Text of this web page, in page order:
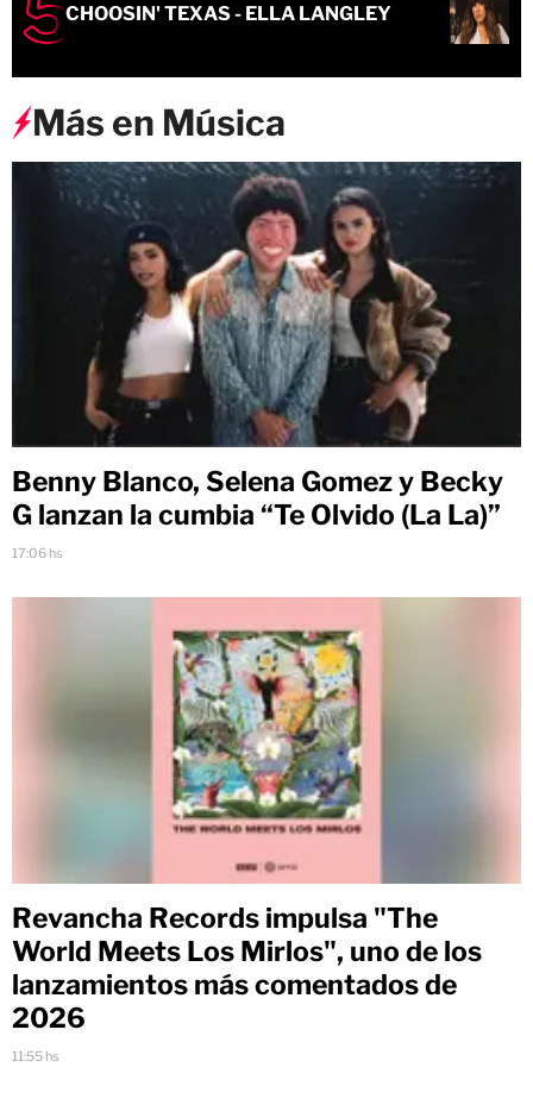
CHOOSIN' TEXAS - ELLA LANGLEY
Más en Música
Benny Blanco, Selena Gomez y Becky
G lanzan la cumbia “Te Olvido (La La)”
17:06 hs
Revancha Records impulsa "The
World Meets Los Mirlos", uno de los
lanzamientos más comentados de
2026
11:55 hs